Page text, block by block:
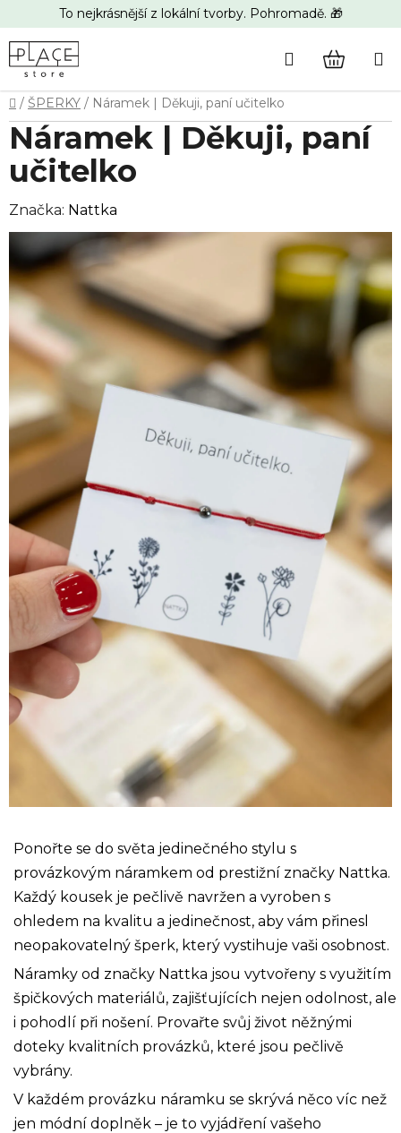
na
obsah
To nejkrásnější z lokální tvorby. Pohromadě. 🎁
Hledat
Domů
/ ŠPERKY / Náramek | Děkuji, paní učitelko
Ponořte se do světa jedinečného stylu s
provázkovým náramkem od prestižní značky Nattka.
Každý kousek je pečlivě navržen a vyroben s
ohledem na kvalitu a jedinečnost, aby vám přinesl
neopakovatelný šperk, který vystihuje vaši osobnost.
Náramky od značky Nattka jsou vytvořeny s využitím
špičkových materiálů, zajišťujících nejen odolnost, ale
i pohodlí při nošení. Provařte svůj život něžnými
doteky kvalitních provázků, které jsou pečlivě
vybrány.
V každém provázku náramku se skrývá něco víc než
jen módní doplněk – je to vyjádření vašeho
Náramek | Děkuji, paní
učitelko
Značka: Nattka